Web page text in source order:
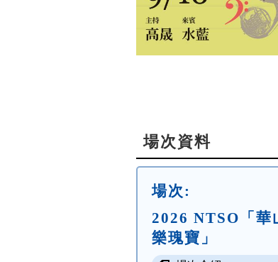
場次資料
場次:
2026 NTSO「華
樂瑰寶」